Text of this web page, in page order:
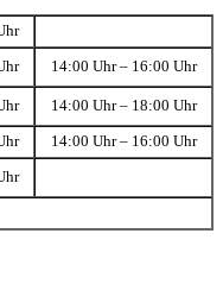
14:00 Uhr – 16:00 Uhr
14:00 Uhr – 18:00 Uhr
14:00 Uhr – 16:00 Uhr